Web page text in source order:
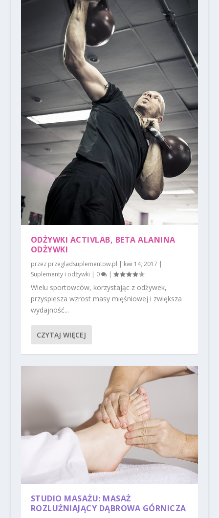
ODŻYWKI ACTIVLAB, BETA ALANINA
ODŻYWKI
przez przegladsuplementow.pl | kwi 14, 2017 |
Suplementy i odżywki | 0 |
Wielu sportowców, korzystając z odżywek,
przyspiesza wzrost masy mięśniowej i zwiększa
wydajność...
CZYTAJ WIĘCEJ
STUDIO MASAŻU: MASAŻ
ROZLUŹNIAJĄCY DĄBROWA GÓRNICZA